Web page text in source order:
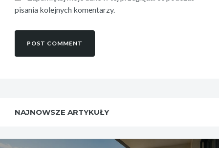
pisania kolejnych komentarzy.
NAJNOWSZE ARTYKUŁY